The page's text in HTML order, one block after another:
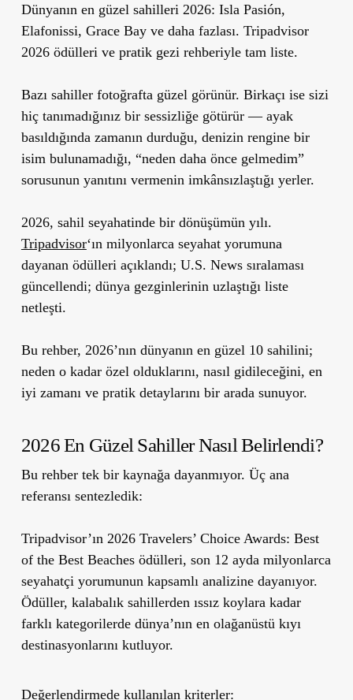
Dünyanın en güzel sahilleri 2026: Isla Pasión,
Elafonissi, Grace Bay ve daha fazlası. Tripadvisor
2026 ödülleri ve pratik gezi rehberiyle tam liste.
Bazı sahiller fotoğrafta güzel görünür. Birkaçı ise sizi
hiç tanımadığınız bir sessizliğe götürür — ayak
basıldığında zamanın durduğu, denizin rengine bir
isim bulunamadığı, “neden daha önce gelmedim”
sorusunun yanıtını vermenin imkânsızlaştığı yerler.
2026, sahil seyahatinde bir dönüşümün yılı.
Tripadvisor‘ın milyonlarca seyahat yorumuna
dayanan ödülleri açıklandı; U.S. News sıralaması
güncellendi; dünya gezginlerinin uzlaştığı liste
netleşti.
Bu rehber, 2026’nın dünyanın en güzel 10 sahilini;
neden o kadar özel olduklarını, nasıl gidileceğini, en
iyi zamanı ve pratik detaylarını bir arada sunuyor.
2026 En Güzel Sahiller Nasıl Belirlendi?
Bu rehber tek bir kaynağa dayanmıyor. Üç ana
referansı sentezledik:
Tripadvisor’ın 2026 Travelers’ Choice Awards: Best
of the Best Beaches ödülleri, son 12 ayda milyonlarca
seyahatçi yorumunun kapsamlı analizine dayanıyor.
Ödüller, kalabalık sahillerden ıssız koylara kadar
farklı kategorilerde dünya’nın en olağanüstü kıyı
destinasyonlarını kutluyor.
Değerlendirmede kullanılan kriterler: